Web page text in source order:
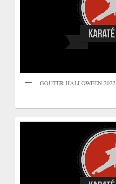
GOUTER HALLOWEEN 2022